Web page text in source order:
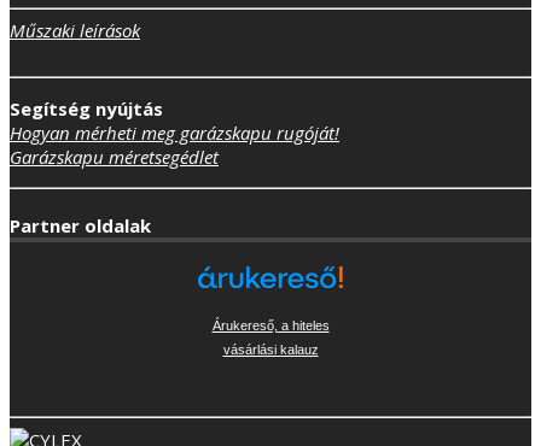
Műszaki leírások
Segítség nyújtás
Hogyan mérheti meg garázskapu rugóját!
Garázskapu méretsegédlet
Partner oldalak
Árukereső, a hiteles
vásárlási kalauz